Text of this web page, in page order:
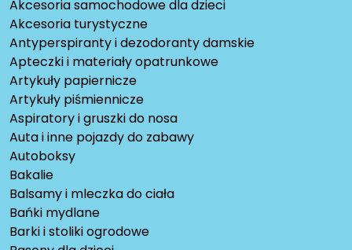
Akcesoria samochodowe dla dzieci
Akcesoria turystyczne
Antyperspiranty i dezodoranty damskie
Apteczki i materiały opatrunkowe
Artykuły papiernicze
Artykuły piśmiennicze
Aspiratory i gruszki do nosa
Auta i inne pojazdy do zabawy
Autoboksy
Bakalie
Balsamy i mleczka do ciała
Bańki mydlane
Barki i stoliki ogrodowe